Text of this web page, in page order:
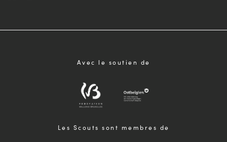
Avec le soutien de
Les Scouts sont membres de